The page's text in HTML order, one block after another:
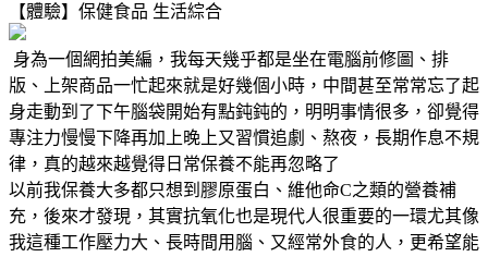
【體驗】保健食品 生活綜合
身為一個網拍美編，我每天幾乎都是坐在電腦前修圖、排
版、上架商品一忙起來就是好幾個小時，中間甚至常常忘了起
身走動到了下午腦袋開始有點鈍鈍的，明明事情很多，卻覺得
專注力慢慢下降再加上晚上又習慣追劇、熬夜，長期作息不規
律，真的越來越覺得日常保養不能再忽略了
以前我保養大多都只想到膠原蛋白、維他命C之類的營養補
充，後來才發現，其實抗氧化也是現代人很重要的一環尤其像
我這種工作壓力大、長時間用腦、又經常外食的人，更希望能